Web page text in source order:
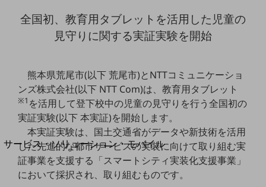
地域の取り組み
地域社会を支える皆さまと地域課題の解決や
LGPF(Local Government Platform)
別ウィンドウで開きます
サービス・ソリューション・モバイル
サービス・ソリューションTOP
DXに関する課題を解決する
全国初、教育用タブレットを活用した児童の
見守りに関する実証実験を開始
熊本県荒尾市(以下 荒尾市)とNTTコミュニケーショ
ンズ株式会社(以下 NTT Com)は、教育用タブレット
※1 を活用して登下校中の児童の見守りを行う全国初の
実証実験(以下 本実証)を開始します。
本実証実験は、国土交通省がデータや新技術を活用
した先進的な都市サービスの実装に向けて取り組む実
証事業を支援する「スマートシティ実装化支援事業」
において採択され、取り組むものです。